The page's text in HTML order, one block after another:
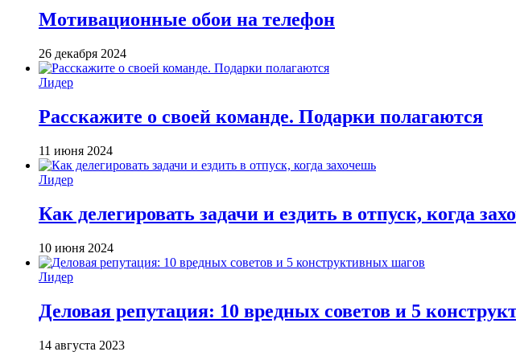
Мотивационные обои на телефон
26 декабря 2024
Лидер
Расскажите о своей команде. Подарки полагаются
11 июня 2024
Лидер
Как делегировать задачи и ездить в отпуск, когда
10 июня 2024
Лидер
Деловая репутация: 10 вредных советов и 5
14 августа 2023